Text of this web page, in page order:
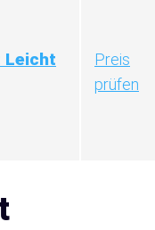
Leicht
Preis
prüfen